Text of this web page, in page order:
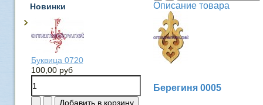
Новинки
Буквица 0720
100,00 руб
Описание товара
Берегиня 0005